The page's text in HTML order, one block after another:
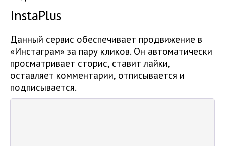
InstaPlus
Данный сервис обеспечивает продвижение в
«Инстаграм» за пару кликов. Он автоматически
просматривает сторис, ставит лайки,
оставляет комментарии, отписывается и
подписывается.